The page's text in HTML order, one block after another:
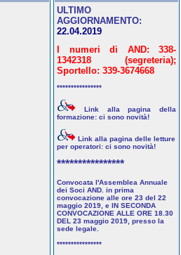
ULTIMO
AGGIORNAMENTO:
22.04.2019
I numeri di AND: 338-
1342318 (segreteria);
Sportello: 339-3674668
****************
Link alla pagina della
formazione: ci sono novità!
Link alla pagina delle letture
per operatori: ci sono novità!
****************
Convocata l'Assemblea Annuale
dei Soci AND. in prima
convocazione alle ore 23 del 22
maggio 2019, e IN SECONDA
CONVOCAZIONE ALLE ORE 18.30
DEL 23 maggio 2019, presso la
sede legale.
****************